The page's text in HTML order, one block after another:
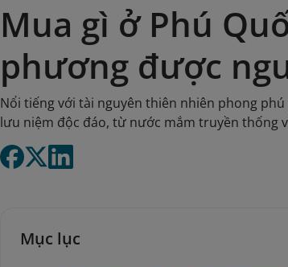
Mua gì ở Phú
phương được
Nổi tiếng với tài nguyên thiên nhiên phong
lưu niệm độc đáo, từ nước mắm truyền thống
Mục lục